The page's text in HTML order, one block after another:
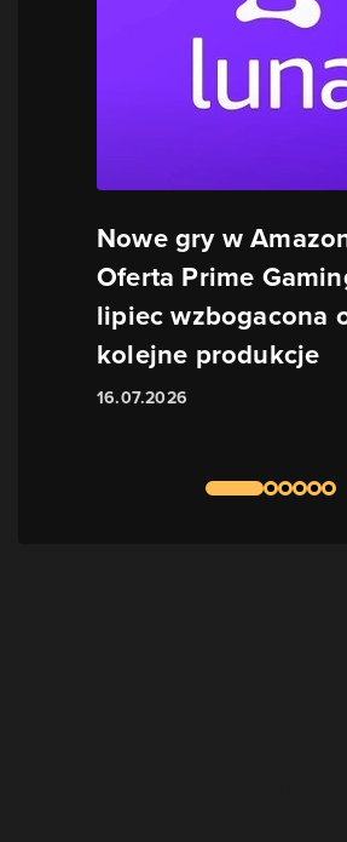
Nowe gry w
Oferta Prime
lipiec wzbogacona
kolejne produkcje
16.07.2026